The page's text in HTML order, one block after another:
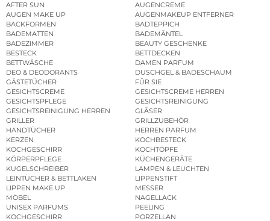
AFTER SUN
AUGENCREME
AUGEN MAKE UP
AUGENMAKEUP ENTFERNER
BACKFORMEN
BADTEPPICH
BADEMATTEN
BADEMÄNTEL
BADEZIMMER
BEAUTY GESCHENKE
BESTECK
BETTDECKEN
BETTWÄSCHE
DAMEN PARFUM
DEO & DEODORANTS
DUSCHGEL & BADESCHAUM
GÄSTETÜCHER
FÜR SIE
GESICHTSCREME
GESICHTSCREME HERREN
GESICHTSPFLEGE
GESICHTSREINIGUNG
GESICHTSREINIGUNG HERREN
GLÄSER
GRILLER
GRILLZUBEHÖR
HANDTÜCHER
HERREN PARFUM
KERZEN
KOCHBESTECK
KOCHGESCHIRR
KOCHTÖPFE
KÖRPERPFLEGE
KÜCHENGERÄTE
KUGELSCHREIBER
LAMPEN & LEUCHTEN
LEINTÜCHER & BETTLAKEN
LIPPENSTIFT
LIPPEN MAKE UP
MESSER
MÖBEL
NAGELLACK
UNISEX PARFUMS
PEELING
KOCHGESCHIRR
PORZELLAN